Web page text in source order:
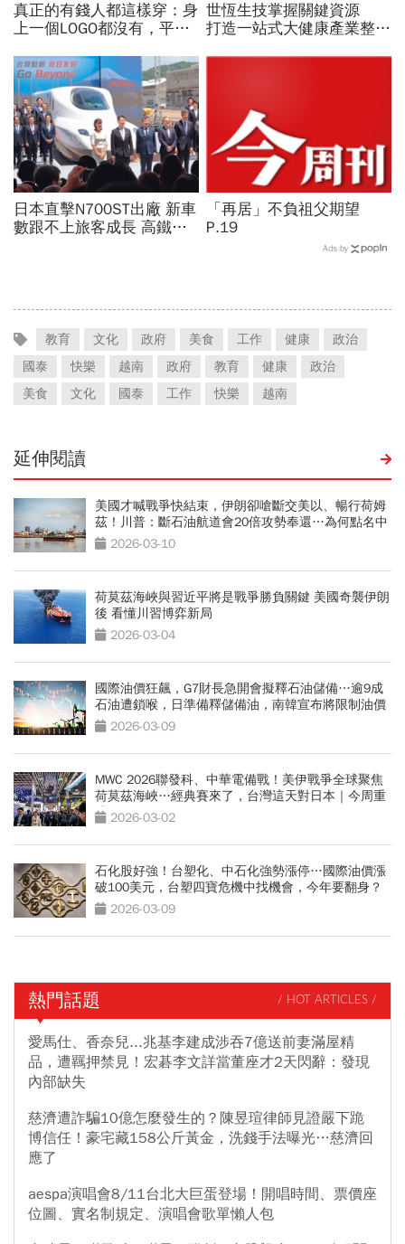
真正的有錢人都這樣穿：身
上一個LOGO都沒有，平凡
頂奢富豪的花錢智慧
世恆生技掌握關鍵資源
打造一站式大健康產業整合
日本直擊N700ST出廠 新車
數跟不上旅客成長 高鐵遇3
「再居」不負祖父期望
P.19
Ads by
教育 文化 政府 美食 工作 健康
政治
國泰
快樂 越南 政府 教育 健康
政治
美食
文化 國泰 工作 快樂 越南
延伸閱讀
美國才喊戰爭快結束，伊朗卻嗆斷交美以、暢行荷姆
茲！川普：斷石油航道會20倍攻勢奉還…為何點名中
國 2026-03-10
荷莫茲海峽與習近平將是戰爭勝負關鍵 美國奇襲伊朗
後 看懂川習博弈新局
2026-03-04
國際油價狂飆，G7財長急開會擬釋石油儲備…逾9成
石油遭鎖喉，日準備釋儲備油，南韓宣布將限制油價
2026-03-09
MWC 2026聯發科、中華電備戰！美伊戰爭全球聚焦
荷莫茲海峽…經典賽來了，台灣這天對日本｜今周重
磅 2026-03-02
石化股好強！台塑化、中石化強勢漲停…國際油價漲
破100美元，台塑四寶危機中找機會，今年要翻身？
2026-03-09
熱門話題 / HOT ARTICLES /
愛馬仕、香奈兒...兆基李建成涉吞7億送前妻滿屋精
品，遭羈押禁見！宏碁李文詳當董座才2天閃辭：發現
內部缺失
慈濟遭詐騙10億怎麼發生的？陳昱瑄律師見證嚴下跪
博信任！豪宅藏158公斤黃金，洗錢手法曝光…慈濟回
應了
aespa演唱會8/11台北大巨蛋登場！開唱時間、票價座
位圖、實名制規定、演唱會歌單懶人包